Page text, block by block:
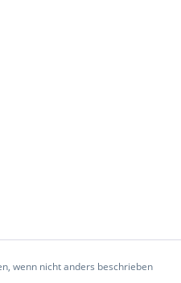
wenn nicht anders beschrieben